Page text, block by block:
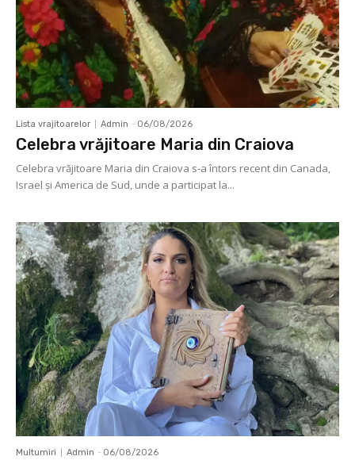
Lista vrajitoarelor Admin - 06/08/2026
Celebra vrăjitoare Maria din Craiova
Celebra vrăjitoare Maria din Craiova s-a întors recent din Canada,
Israel şi America de Sud, unde a participat la...
Multumiri Admin - 06/08/2026